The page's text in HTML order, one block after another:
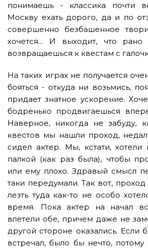
понимаешь - классика почти
Москву ехать дорого, да и по
совершенно безбашенное
хочется... И выходит, что
возвращаешься к квестам с
На таких играх не получается
бояться - откуда ни возьмись,
придает знатное ускорение.
бодренько продвигаешься
Наверное, никогда не забуду,
квестов мы нашли проход,
сидел актер. Мы, кстати, хотели
палкой (как раз была), чтобы
или ему плохо. Здравый смысл
таки передумали. Так вот,
лезть туда как-то не особо
время. Пока актер на начал
влетели обе, причем даже не
другой стороне оказались. Если
встречал, было бы нечто,